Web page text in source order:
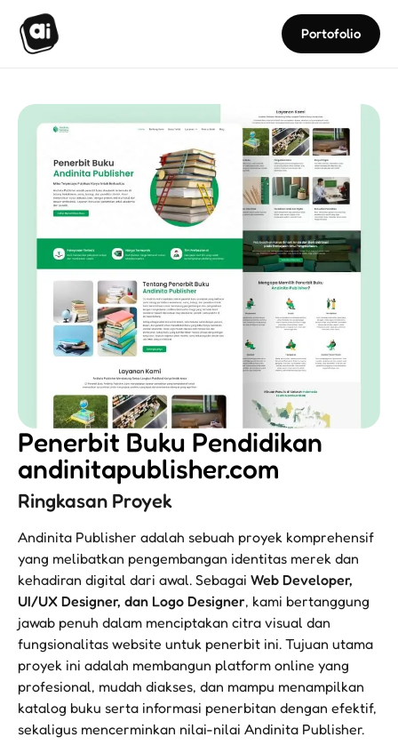
Portofolio
Penerbit Buku Pendidikan
andinitapublisher.com
Ringkasan Proyek
Andinita Publisher adalah sebuah proyek komprehensif
yang melibatkan pengembangan identitas merek dan
kehadiran digital dari awal. Sebagai Web Developer,
UI/UX Designer, dan Logo Designer, kami bertanggung
jawab penuh dalam menciptakan citra visual dan
fungsionalitas website untuk penerbit ini. Tujuan utama
proyek ini adalah membangun platform online yang
profesional, mudah diakses, dan mampu menampilkan
katalog buku serta informasi penerbitan dengan efektif,
sekaligus mencerminkan nilai-nilai Andinita Publisher.